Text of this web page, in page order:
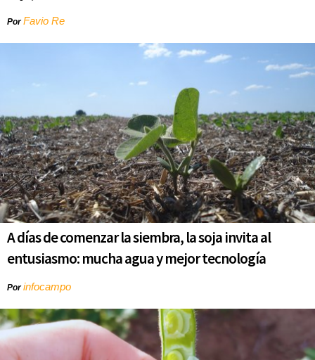
PorFavio Re
A días de comenzar la siembra, la soja invita al
entusiasmo: mucha agua y mejor tecnología
Porinfocampo